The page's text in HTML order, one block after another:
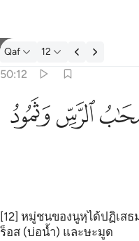
ตัฟซีร: Qaf 50:12
Qaf 12
50:12
نوح واصحاب الرس وثمود ١٢
وَأَصْحَـٰبُ ٱلرَّسِّ وَثَمُودُ ١٢
ﲰﲱ
[12] หมู่ชนของนูหฺได้ปฏิเส
ร็อส (บ่อน้ำ) และษะมูด